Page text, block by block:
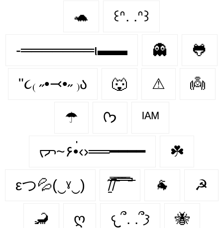
🐢 ꒰ᐢ. .ᐢ꒱
-═══════ι▬▬ 👻 🐸
"૮₍ ˶•⤙•˶ ₎ა 🐺 ⚠ 👼
☂ ᡣ𐭩 ᴵᴬᴹ
ᡕᠵ~۶•่‹›══━━━━ ☘️
εつ💦(‿ˠ‿) ̸̱͂ ̸͆̿͞ ̄̿̄͞ ̿̅͞ ̿̅͞ ̄̚ 🐐 ☭
🦂 ღ 𐔌՞. .՞𐦯 🐝